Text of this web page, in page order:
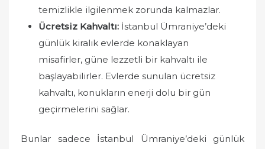
temizlikle ilgilenmek zorunda kalmazlar.
Ücretsiz Kahvaltı: İstanbul Ümraniye’deki
günlük kiralık evlerde konaklayan
misafirler, güne lezzetli bir kahvaltı ile
başlayabilirler. Evlerde sunulan ücretsiz
kahvaltı, konukların enerji dolu bir gün
geçirmelerini sağlar.
Bunlar sadece İstanbul Ümraniye’deki günlük